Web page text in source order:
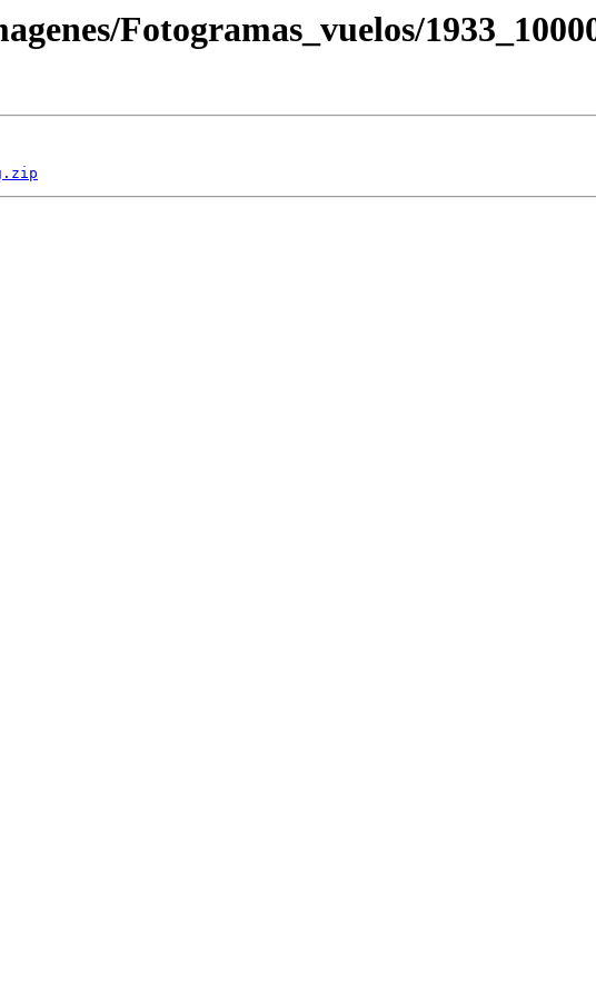
Fotogramas_vuelos/